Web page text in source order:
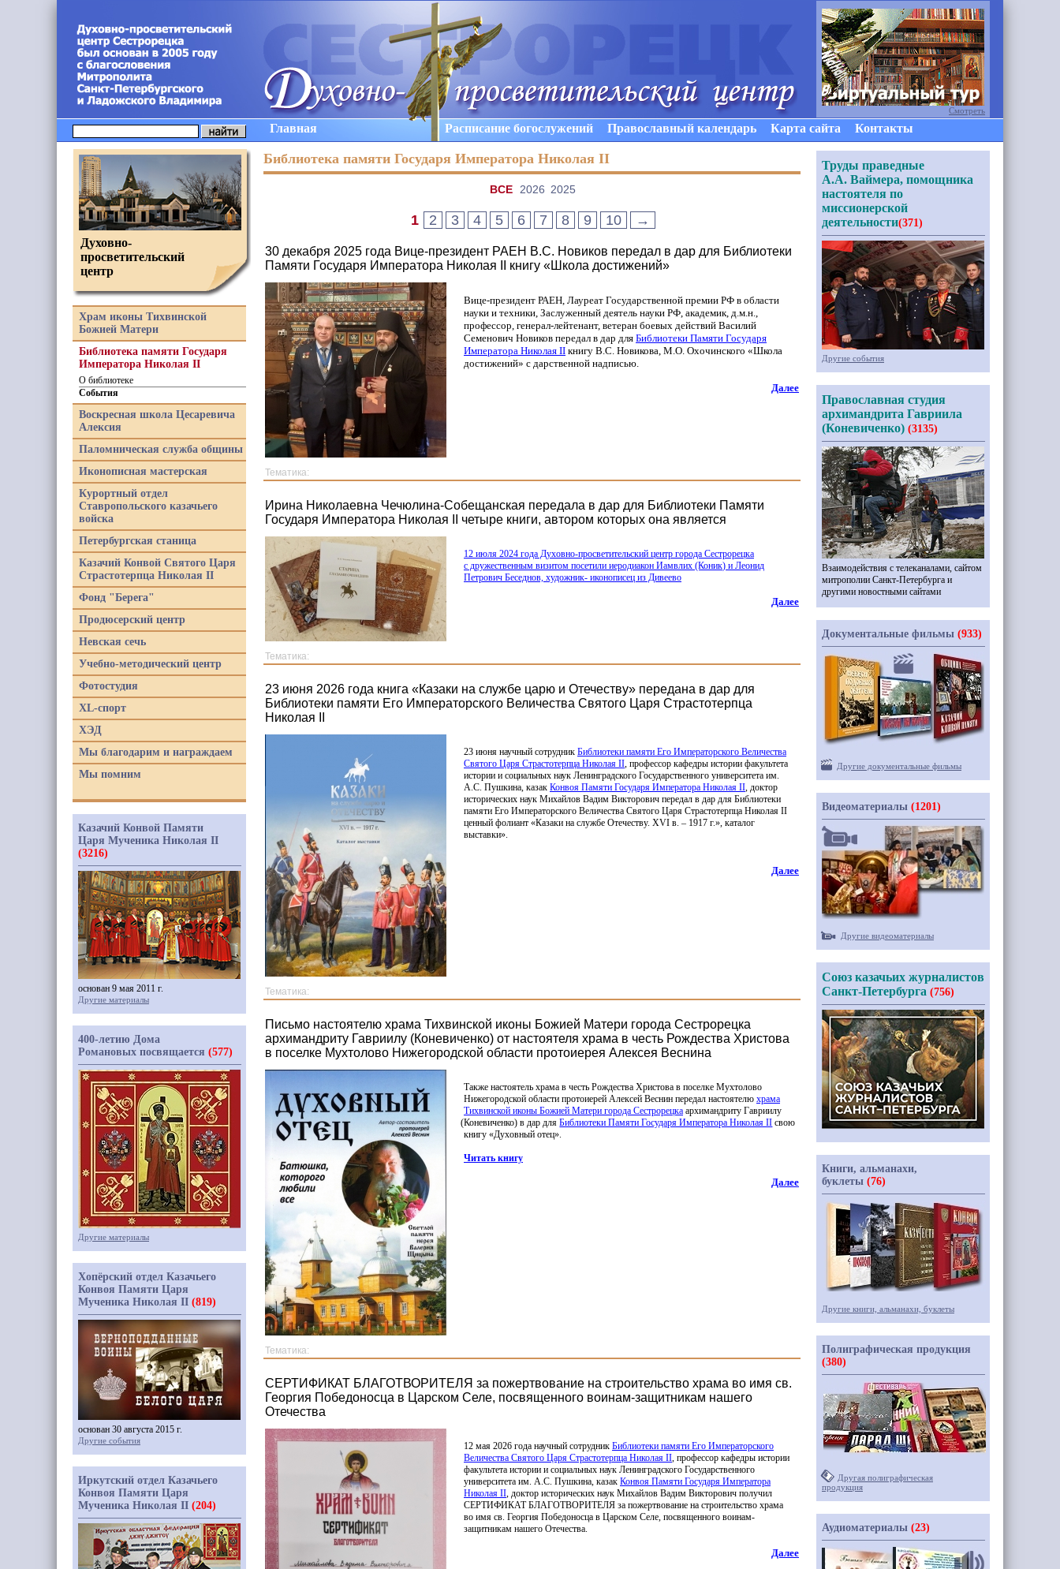
Главная Расписание богослужений Православный календарь Карта сайта Контакты
Библиотека памяти Государя Императора Николая II
ВCE 2026 2025
1 2 3 4 5 6 7 8 9 10 →
30 декабря 2025 года Вице-президент РАЕН В.С. Новиков передал в дар для Библиотеки
Памяти Государя Императора Николая II книгу «Школа достижений»
Вице-президент РАЕН, Лауреат Государственной премии РФ в области
науки и техники, Заслуженный деятель науки РФ, академик, д.м.н.,
профессор, генерал-лейтенант, ветеран боевых действий Василий
Семенович Новиков передал в дар для Библиотеки Памяти Государя
Императора Николая II книгу В.С. Новикова, М.О. Охочинского «Школа
достижений» с дарственной надписью.
Далее
Тематика:
Ирина Николаевна Чечюлина-Собещанская передала в дар для Библиотеки Памяти
Государя Императора Николая II четыре книги, автором которых она является
12 июля 2024 года Духовно-просветительский центр города Сестрорецка
с дружественным визитом посетили иеродиакон Иамвлих (Коник) и Леонид
Петрович Беседнов, художник- иконописец из Дивеево
Далее
Тематика:
23 июня 2026 года книга «Казаки на службе царю и Отечеству» передана в дар для
Библиотеки памяти Его Императорского Величества Святого Царя Страстотерпца
Николая II
23 июня научный сотрудник Библиотеки памяти Его Императорского Величества
Святого Царя Страстотерпца Николая II, профессор кафедры истории факультета
истории и социальных наук Ленинградского Государственного университета им.
А.С. Пушкина, казак Конвоя Памяти Государя Императора Николая II, доктор
исторических наук Михайлов Вадим Викторович передал в дар для Библиотеки
памяти Его Императорского Величества Святого Царя Страстотерпца Николая II
ценный фолиант «Казаки на службе Отечеству. XVI в. – 1917 г.», каталог
выставки».
Далее
Тематика:
Письмо настоятелю храма Тихвинской иконы Божией Матери города Сестрорецка
архимандриту Гавриилу (Коневиченко) от настоятеля храма в честь Рождества Христова
в поселке Мухтолово Нижегородской области протоиерея Алексея Веснина
Также настоятель храма в честь Рождества Христова в поселке Мухтолово
Нижегородской области протоиерей Алексей Веснин передал настоятелю храма
Тихвинской иконы Божией Матери города Сестрорецка архимандриту Гавриилу
(Коневиченко) в дар дляБиблиотеки Памяти Государя Императора Николая II свою
книгу «Духовный отец».
Читать книгу
Далее
Тематика:
СЕРТИФИКАТ БЛАГОТВОРИТЕЛЯ за пожертвование на строительство храма во имя св.
Георгия Победоносца в Царском Селе, посвященного воинам-защитникам нашего
Отечества
12 мая 2026 года научный сотрудник Библиотеки памяти Его Императорского
Величества Святого Царя Страстотерпца Николая II, профессор кафедры истории
факультета истории и социальных наук Ленинградского Государственного
университета им. А.С. Пушкина, казак Конвоя Памяти Государя Императора
Николая II, доктор исторических наук Михайлов Вадим Викторович получил
СЕРТИФИКАТ БЛАГОТВОРИТЕЛЯ за пожертвование на строительство храма
во имя св. Георгия Победоносца в Царском Селе, посвященного воинам-
защитникам нашего Отечества.
Далее
Духовно-
просветительский
центр
Храм иконы Тихвинской
Божией Матери
Библиотека памяти Государя
Императора Николая II
О библиотеке
События
Воскресная школа Цесаревича
Алексия
Паломническая служба общины
Иконописная мастерская
Курортный отдел
Ставропольского казачьего
войска
Петербургская станица
Казачий Конвой Святого Царя
Страстотерпца Николая II
Фонд "Берега"
Продюсерский центр
Невская сечь
Учебно-методический центр
Фотостудия
XL-спорт
ХЭД
Мы благодарим и награждаем
Мы помним
Казачий Конвой Памяти
Царя Мученика Николая II
(3216)
основан 9 мая 2011 г.
Другие материалы
400-летию Дома
Романовых посвящается (577)
Другие материалы
Хопёрский отдел Казачьего
Конвоя Памяти Царя
Мученика Николая II (819)
основан 30 августа 2015 г.
Другие события
Иркутский отдел Казачьего
Конвоя Памяти Царя
Мученика Николая II (204)
Смотреть
Труды праведные
А.А. Ваймера, помощника
настоятеля по
миссионерской
деятельности(371)
Другие события
Православная студия
архимандрита Гавриила
(Коневиченко) (3135)
Взаимодействия с телеканалами, сайтом
митрополии Санкт-Петербурга и
другими новостными сайтами
Документальные фильмы (933)
Другие документальные фильмы
Видеоматериалы (1201)
Другие видеоматериалы
Союз казачьих журналистов
Санкт-Петербурга (756)
Книги, альманахи,
буклеты (76)
Другие книги, альманахи, буклеты
Полиграфическая продукция
(380)
Другая полиграфическая
продукция
Аудиоматериалы (23)